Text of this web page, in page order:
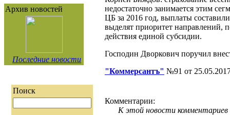
Архив новостей
Последние новости
Поиск
недостаточно занимается этим
ЦБ за 2016 год, выплаты
выделят приоритет направлений,
действия единой субсидии.
Господин Дворкович поручил
"Коммерсантъ" №91 от
Комментарии:
К этой новости комментариев